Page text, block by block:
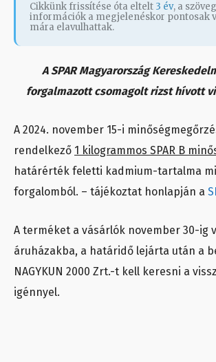
Cikkünk frissítése óta eltelt 3 év, a
információk a megjelenéskor pontosak
mára elavulhattak.
A SPAR Magyarország
forgalmazott csomagolt rizst hívott
A 2024. november 15-i
rendelkező 1 kilogrammos SPAR B
határérték feletti kadmium-tartalma
forgalomból. – tájékoztat honlapján a
A terméket a vásárlók november 30-ig
áruházakba, a határidő lejárta után a
NAGYKUN 2000 Zrt.-t kell keresni a
igénnyel.